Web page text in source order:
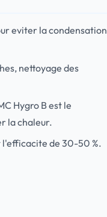
eviter la condensation
nettoyage des
Hygro B est le
la chaleur.
l'efficacite de 30-50 %.